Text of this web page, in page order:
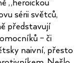
sérii světců,
představují
– či
naivní, přesto